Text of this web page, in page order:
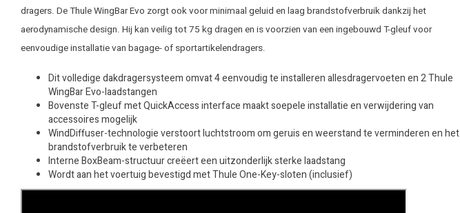
dragers. De Thule WingBar Evo zorgt ook voor minimaal geluid en laag brandstofverbruik dankzij het
aerodynamische design. Hij kan veilig tot 75 kg dragen en is voorzien van een ingebouwd T-gleuf voor
eenvoudige installatie van bagage- of sportartikelendragers.
Dit volledige dakdragersysteem omvat 4 eenvoudig te installeren allesdragervoeten en 2 Thule
WingBar Evo-laadstangen
Bovenste T-gleuf met QuickAccess interface maakt soepele installatie en verwijdering van
accessoires mogelijk
WindDiffuser-technologie verstoort luchtstroom om geruis en weerstand te verminderen en het
brandstofverbruik te verbeteren
Interne BoxBeam-structuur creëert een uitzonderlijk sterke laadstang
Wordt aan het voertuig bevestigd met Thule One-Key-sloten (inclusief)